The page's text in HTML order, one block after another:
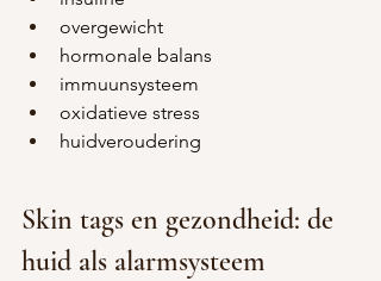
overgewicht
hormonale balans
immuunsysteem
oxidatieve stress
huidveroudering
Skin tags en gezondheid: de
huid als alarmsysteem